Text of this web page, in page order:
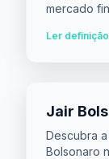
mercado
Ler
Jair
Descubra
Bolsonaro